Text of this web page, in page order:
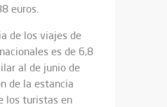
euros.
de los viajes de
es de 6,8
al de junio de
de la estancia
los turistas en